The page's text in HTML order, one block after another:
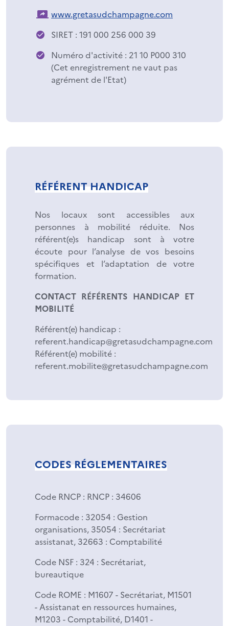
www.gretasudchampagne.com
SIRET : 191 000 256 000 39
Numéro d'activité : 21 10 P000 310
(Cet enregistrement ne vaut pas
agrément de l'Etat)
RÉFÉRENT HANDICAP
Nos locaux sont accessibles aux
personnes à mobilité réduite. Nos
référent(e)s handicap sont à votre
écoute pour l’analyse de vos besoins
spécifiques et l’adaptation de votre
formation.
CONTACT RÉFÉRENTS HANDICAP ET
MOBILITÉ
Référent(e) handicap :
referent.handicap@gretasudchampagne.com
Référent(e) mobilité :
referent.mobilite@gretasudchampagne.com
CODES RÉGLEMENTAIRES
Code RNCP : RNCP : 34606
Formacode : 32054 : Gestion
organisations, 35054 : Secrétariat
assistanat, 32663 : Comptabilité
Code NSF : 324 : Secrétariat,
bureautique
Code ROME : M1607 - Secrétariat, M1501
- Assistanat en ressources humaines,
M1203 - Comptabilité, D1401 -